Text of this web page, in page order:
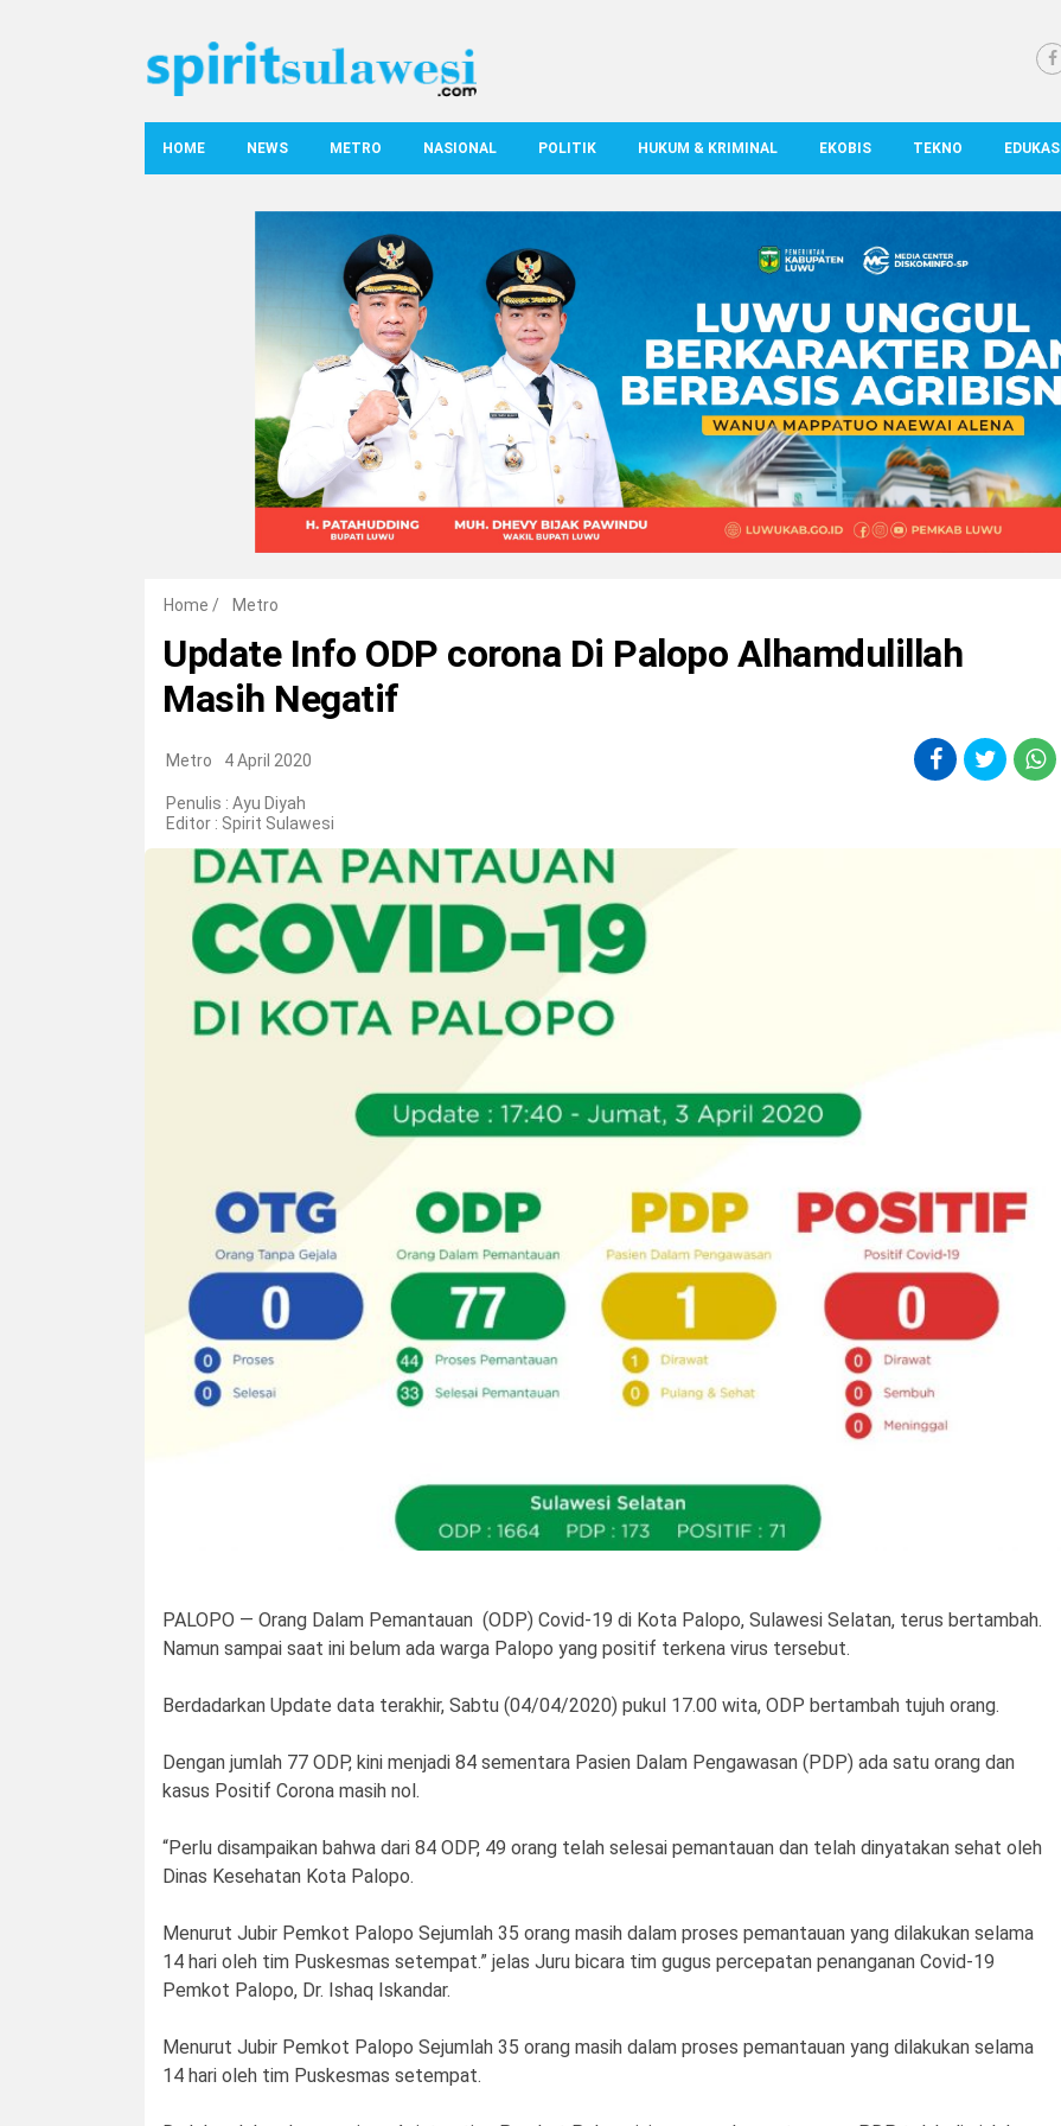
HOME NEWS METRO NASIONAL POLITIK HUKUM & KRIMINAL EKOBIS TEKNO EDUKASI
Home / Metro
Update Info ODP corona Di Palopo Alhamdulillah
Masih Negatif
Metro 4 April 2020
Penulis : Ayu Diyah
Editor : Spirit Sulawesi
PALOPO — Orang Dalam Pemantauan (ODP) Covid-19 di Kota Palopo, Sulawesi Selatan, terus bertambah.
Namun sampai saat ini belum ada warga Palopo yang positif terkena virus tersebut.
Berdadarkan Update data terakhir, Sabtu (04/04/2020) pukul 17.00 wita, ODP bertambah tujuh orang.
Dengan jumlah 77 ODP, kini menjadi 84 sementara Pasien Dalam Pengawasan (PDP) ada satu orang dan
kasus Positif Corona masih nol.
“Perlu disampaikan bahwa dari 84 ODP, 49 orang telah selesai pemantauan dan telah dinyatakan sehat oleh
Dinas Kesehatan Kota Palopo.
Menurut Jubir Pemkot Palopo Sejumlah 35 orang masih dalam proses pemantauan yang dilakukan selama
14 hari oleh tim Puskesmas setempat.” jelas Juru bicara tim gugus percepatan penanganan Covid-19
Pemkot Palopo, Dr. Ishaq Iskandar.
Menurut Jubir Pemkot Palopo Sejumlah 35 orang masih dalam proses pemantauan yang dilakukan selama
14 hari oleh tim Puskesmas setempat.